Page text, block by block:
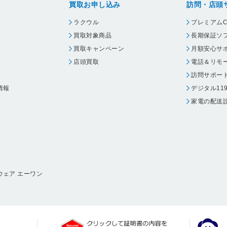
報
ェア エーワン
買取お申し込み
ラクウル
買取対象商品
買取キャンペーン
店頭買取
訪問・店頭
プレミアム
長期保証ソ
月額安心サ
電話＆リモ
訪問サポー
デジタル
家電の配送